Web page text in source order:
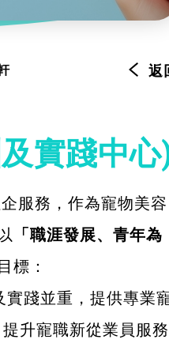
返
實踐中
服務，作為寵物美容
「職涯發展、青年為
標：
踐並重，提供專業
升寵職新從業員服務